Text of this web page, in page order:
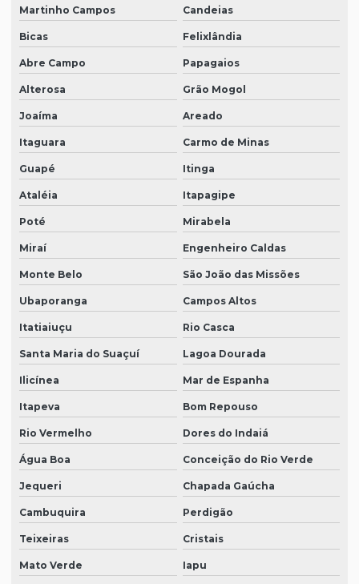
Martinho Campos Candeias
Bicas Felixlândia
Abre Campo Papagaios
Alterosa Grão Mogol
Joaíma Areado
Itaguara Carmo de Minas
Guapé Itinga
Ataléia Itapagipe
Poté Mirabela
Miraí Engenheiro Caldas
Monte Belo São João das Missões
Ubaporanga Campos Altos
Itatiaiuçu Rio Casca
Santa Maria do Suaçuí Lagoa Dourada
Ilicínea Mar de Espanha
Itapeva Bom Repouso
Rio Vermelho Dores do Indaiá
Água Boa Conceição do Rio Verde
Jequeri Chapada Gaúcha
Cambuquira Perdigão
Teixeiras Cristais
Mato Verde Iapu